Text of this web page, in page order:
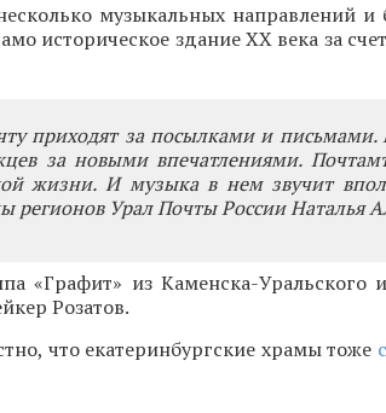
музыкальных направлений и
историческое здание XX века за
приходят за посылками и
за новыми впечатлениями.
жизни. И музыка в нем звучит
регионов Урал Почты России Наталья
«Графит» из Каменска-Уральского
Розатов.
что екатеринбургские храмы тоже